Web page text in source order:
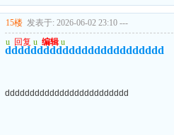
15楼 发表于: 2026-06-02 23:10 ---
u 回复 u 编辑 u
ddddddddddddddddddddddddd
ddddddddddddddddddddddddd